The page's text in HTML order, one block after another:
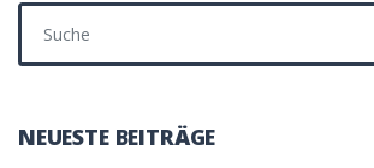
Suchen nach:
NEUESTE BEITRÄGE